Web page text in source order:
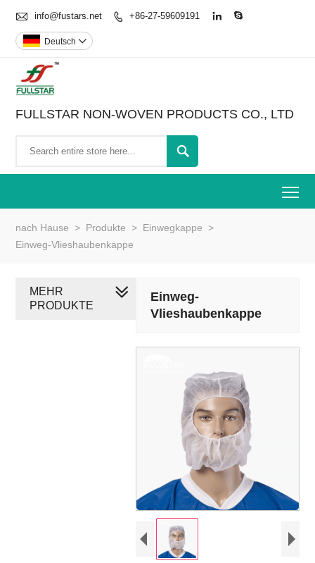
 info@fustars.net  +86-27-59609191  
Deutsch 
FULLSTAR NON-WOVEN PRODUCTS CO., LTD

nach Hause > Produkte > Einwegkappe >
Einweg-Vlieshaubenkappe
Einweg-
Vlieshaubenkappe
MEHR
PRODUKTE